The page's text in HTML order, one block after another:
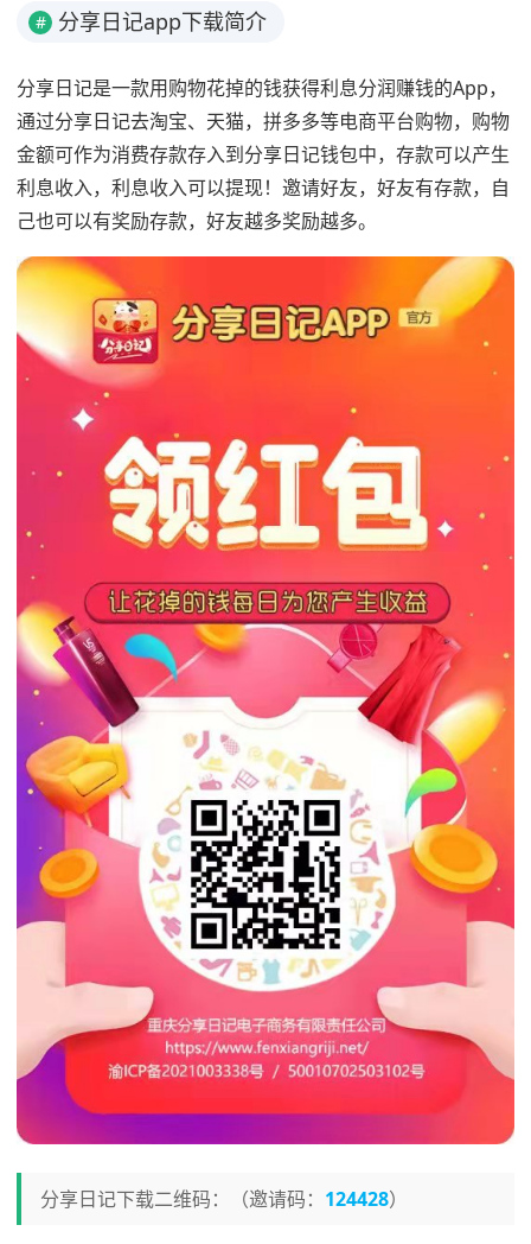
# 分享日记app下载简介
分享日记是一款用购物花掉的钱获得利息分润赚钱的App，
通过分享日记去淘宝、天猫，拼多多等电商平台购物，购物
金额可作为消费存款存入到分享日记钱包中，存款可以产生
利息收入，利息收入可以提现！邀请好友，好友有存款，自
己也可以有奖励存款，好友越多奖励越多。
分享日记下载二维码：（邀请码： 124428）